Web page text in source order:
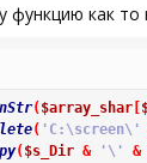
функцию как то
( $array_shar[
( 'C:\screen\'
( $s_Dir & '\' &